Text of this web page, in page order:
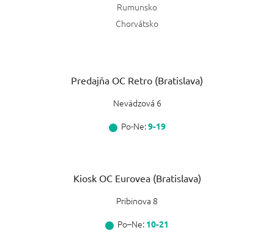
Rumunsko
Chorvátsko
Predajňa OC Retro (Bratislava)
Nevädzová 6
Po-Ne:9-19
Kiosk OC Eurovea (Bratislava)
Pribinova 8
Po–Ne: 10-21